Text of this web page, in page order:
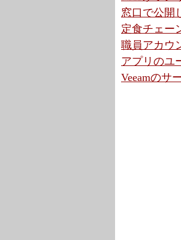
窓口で公開
定食チェー
職員アカウ
アプリのユ
Veeamのサ